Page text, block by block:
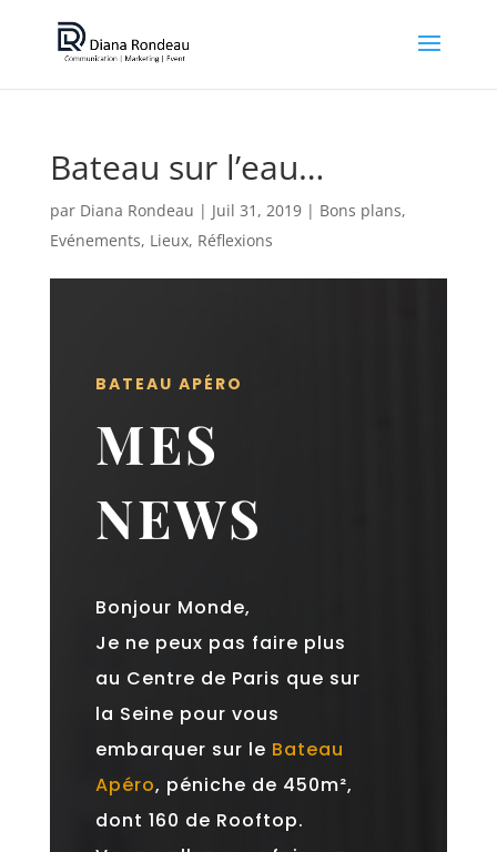
Bateau sur l’eau…
par Diana Rondeau | Juil 31, 2019| Bons plans,
Evénements, Lieux, Réflexions
BATEAU APÉRO
MES
NEWS
Bonjour Monde,
Je ne peux pas faire plus
au Centre de Paris que sur
la Seine pour vous
embarquer sur le Bateau
Apéro, péniche de 450m²,
dont 160 de Rooftop.